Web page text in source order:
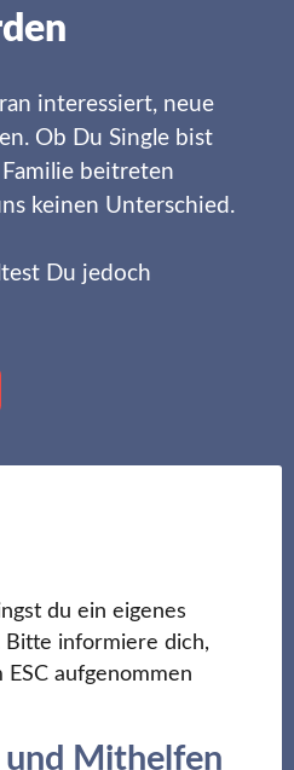
interessiert, neue
Ob Du Single bist
beitreten
keinen Unterschied.
Du jedoch
du ein eigenes
Bitte informiere dich,
aufgenommen
Mithelfen